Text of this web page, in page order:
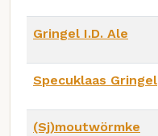
Gringel I.D. Ale
Specuklaas Gringel
(Sj)moutwörmke